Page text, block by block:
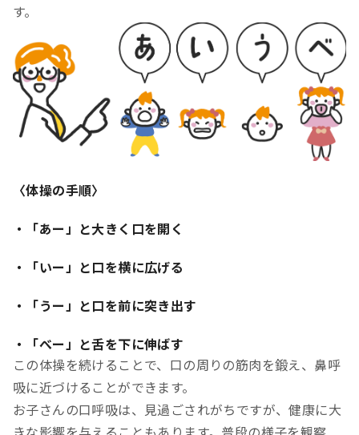
す。
〈体操の手順〉
・「あー」と大きく口を開く
・「いー」と口を横に広げる
・「うー」と口を前に突き出す
・「べー」と舌を下に伸ばす
この体操を続けることで、口の周りの筋肉を鍛え、鼻呼
吸に近づけることができます。
お子さんの口呼吸は、見過ごされがちですが、健康に大